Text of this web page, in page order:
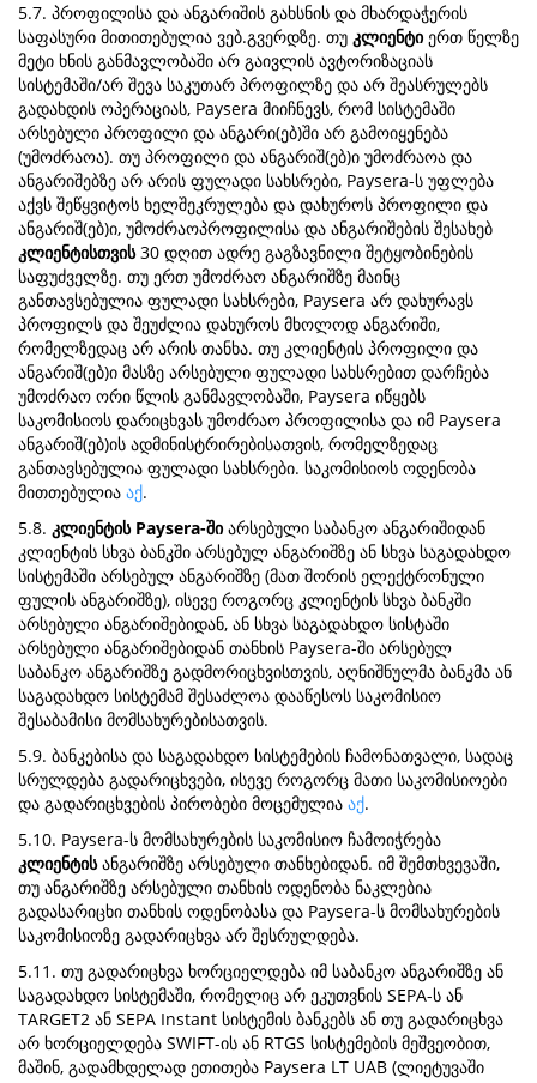
5.7. პროფილისა და ანგარიშის გახსნის და მხარდაჭერის
საფასური მითითებულია ვებ.გვერდზე. თუ კლიენტი ერთ წელზე
მეტი ხნის განმავლობაში არ გაივლის ავტორიზაციას
სისტემაში/არ შევა საკუთარ პროფილზე და არ შეასრულებს
გადახდის ოპერაციას, Paysera მიიჩნევს, რომ სისტემაში
არსებული პროფილი და ანგარი(ებ)ში არ გამოიყენება
(უმოძრაოა). თუ პროფილი და ანგარიშ(ებ)ი უმოძრაოა და
ანგარიშებზე არ არის ფულადი სახსრები, Paysera-ს უფლება
აქვს შეწყვიტოს ხელშეკრულება და დახუროს პროფილი და
ანგარიშ(ებ)ი, უმოძრაოპროფილისა და ანგარიშების შესახებ
კლიენტისთვის30 დღით ადრე გაგზავნილი შეტყობინების
საფუძველზე. თუ ერთ უმოძრაო ანგარიშზე მაინც
განთავსებულია ფულადი სახსრები, Paysera არ დახურავს
პროფილს და შეუძლია დახუროს მხოლოდ ანგარიში,
რომელზედაც არ არის თანხა. თუ კლიენტის პროფილი და
ანგარიშ(ებ)ი მასზე არსებული ფულადი სახსრებით დარჩება
უმოძრაო ორი წლის განმავლობაში, Paysera იწყებს
საკომისიოს დარიცხვას უმოძრაო პროფილისა და იმ Paysera
ანგარიშ(ებ)ის ადმინისტრირებისათვის, რომელზედაც
განთავსებულია ფულადი სახსრები. საკომისიოს ოდენობა
მითთებულია აქ.
5.8. კლიენტის Paysera-ში არსებული საბანკო ანგარიშიდან
კლიენტის სხვა ბანკში არსებულ ანგარიშზე ან სხვა საგადახდო
სისტემაში არსებულ ანგარიშზე (მათ შორის ელექტრონული
ფულის ანგარიშზე), ისევე როგორც კლიენტის სხვა ბანკში
არსებული ანგარიშებიდან, ან სხვა საგადახდო სისტაში
არსებული ანგარიშებიდან თანხის Paysera-ში არსებულ
საბანკო ანგარიშზე გადმორიცხვისთვის, აღნიშნულმა ბანკმა ან
საგადახდო სისტემამ შესაძლოა დააწესოს საკომისიო
შესაბამისი მომსახურებისათვის.
5.9. ბანკებისა და საგადახდო სისტემების ჩამონათვალი, სადაც
სრულდება გადარიცხვები, ისევე როგორც მათი საკომისიოები
და გადარიცხვების პირობები მოცემულია აქ.
5.10. Paysera-ს მომსახურების საკომისიო ჩამოიჭრება
კლიენტისანგარიშზე არსებული თანხებიდან. იმ შემთხვევაში,
თუ ანგარიშზე არსებული თანხის ოდენობა ნაკლებია
გადასარიცხი თანხის ოდენობასა და Paysera-ს მომსახურების
საკომისიოზე გადარიცხვა არ შესრულდება.
5.11. თუ გადარიცხვა ხორციელდება იმ საბანკო ანგარიშზე ან
საგადახდო სისტემაში, რომელიც არ ეკუთვნის SEPA-ს ან
TARGET2 ან SEPA Instant სისტემის ბანკებს ან თუ გადარიცხვა
არ ხორციელდება SWIFT-ის ან RTGS სისტემების მეშვეობით,
მაშინ, გადამხდელად ეთითება Paysera LT UAB (ლიეტუვაში